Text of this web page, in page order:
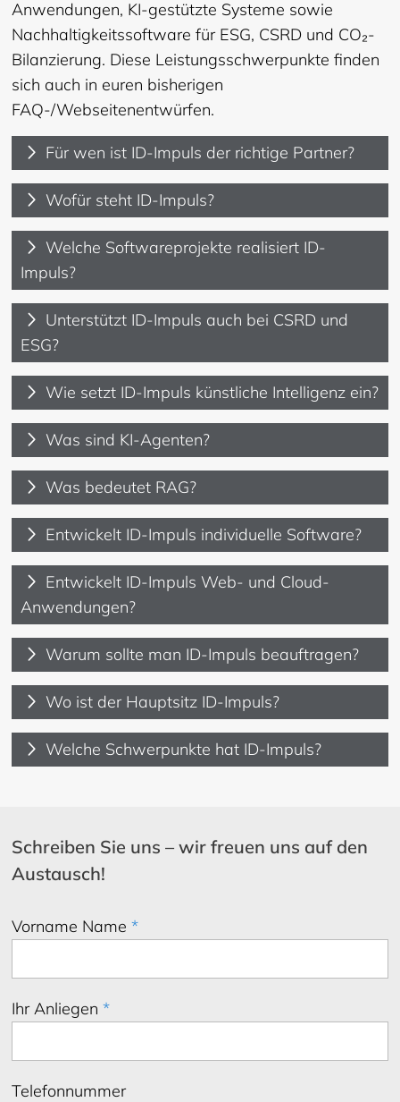
Anwendungen, KI-gestützte Systeme sowie
Nachhaltigkeitssoftware für ESG, CSRD und CO₂-
Bilanzierung. Diese Leistungsschwerpunkte finden
sich auch in euren bisherigen
FAQ-/Webseitenentwürfen.
Für wen ist ID-Impuls der richtige Partner?
Wofür steht ID-Impuls?
Welche Softwareprojekte realisiert ID-
Impuls?
Unterstützt ID-Impuls auch bei CSRD und
ESG?
Wie setzt ID-Impuls künstliche Intelligenz ein?
Was sind KI-Agenten?
Was bedeutet RAG?
Entwickelt ID-Impuls individuelle Software?
Entwickelt ID-Impuls Web- und Cloud-
Anwendungen?
Warum sollte man ID-Impuls beauftragen?
Wo ist der Hauptsitz ID-Impuls?
Welche Schwerpunkte hat ID-Impuls?
Schreiben Sie uns – wir freuen uns auf den
Austausch!
Vorname Name*
Ihr Anliegen*
Telefonnummer